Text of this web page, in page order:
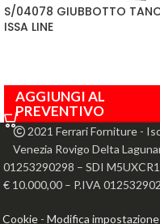
S/04078 GIUBBOTTO
ISSA LINE
AGGIUNGI AL
PREVENTIVO
2021 Ferrari Forniture -
Venezia Rovigo Delta
01253290298 – SDI
€ 10.000,00 – P.IVA
Cookie - Modifica